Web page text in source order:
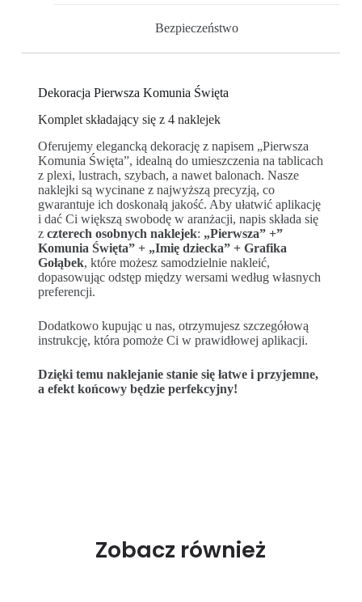
Bezpieczeństwo
Dekoracja Pierwsza Komunia Święta
Komplet składający się z 4 naklejek
Oferujemy elegancką dekorację z napisem „Pierwsza
Komunia Święta”, idealną do umieszczenia na tablicach
z plexi, lustrach, szybach, a nawet balonach. Nasze
naklejki są wycinane z najwyższą precyzją, co
gwarantuje ich doskonałą jakość. Aby ułatwić aplikację
i dać Ci większą swobodę w aranżacji, napis składa się
z czterech osobnych naklejek: „Pierwsza” +”
Komunia Święta” + „Imię dziecka” + Grafika
Gołąbek, które możesz samodzielnie nakleić,
dopasowując odstęp między wersami według własnych
preferencji.
Dodatkowo kupując u nas, otrzymujesz szczegółową
instrukcję, która pomoże Ci w prawidłowej aplikacji.
Dzięki temu naklejanie stanie się łatwe i przyjemne,
a efekt końcowy będzie perfekcyjny!
Zobacz również